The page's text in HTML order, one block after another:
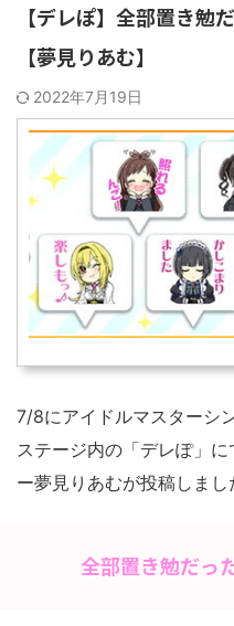
【デレぽ】全部置き勉
【夢見りあむ】
2022年7月19日
7/8にアイドルマスターシ
ステージ内の「デレぽ」
ー夢見りあむが投稿しまし
全部置き勉だっ